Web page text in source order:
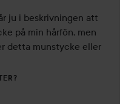
ju i beskrivningen att
på min hårfön, men
detta munstycke eller